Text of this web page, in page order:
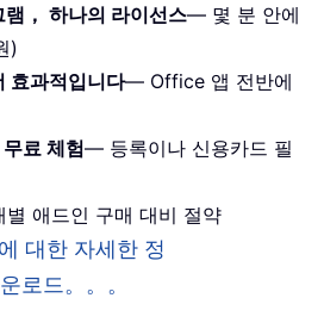
， 하나의 라이선스— 몇 분 안에
)
효과적입니다— Office 앱 전반에
료 체험— 등록이나 신용카드 필
애드인 구매 대비 절약
대한 자세한 정
로드。。。